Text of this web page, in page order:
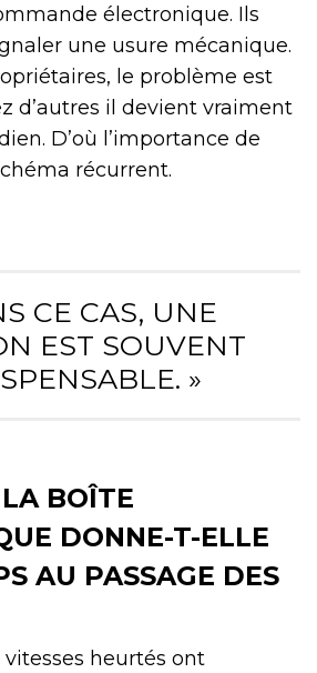
électronique. Ils
une usure mécanique.
le problème est
d’autres il devient vraiment
D’où l’importance de
récurrent.
CE CAS, UNE
EST SOUVENT
»
BOÎTE
DONNE-T-ELLE
AU PASSAGE DES
vitesses heurtés ont